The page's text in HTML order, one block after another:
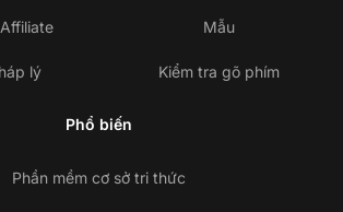
lý
Mẫu
Kiểm tra gõ phím
Phổ biến
Phần mềm cơ sở tri thức